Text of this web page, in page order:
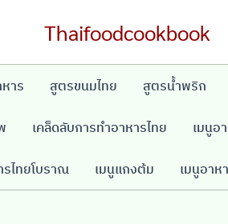
Thaifoodcookbook
าร สูตรขนมไทย สูตรน้ำพริก
เคล็ดลับการทำอาหารไทย เมนูอ
รไทยโบราณ เมนูแกงต้ม เมนูอา